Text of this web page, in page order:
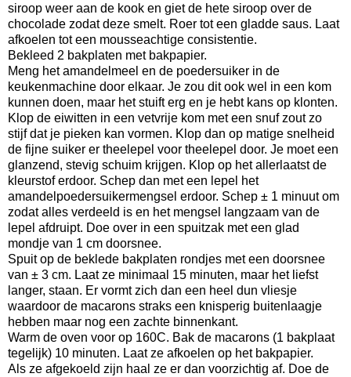
siroop weer aan de kook en giet de hete siroop over de
chocolade zodat deze smelt. Roer tot een gladde saus. Laat
afkoelen tot een mousseachtige consistentie.
Bekleed 2 bakplaten met bakpapier.
Meng het amandelmeel en de poedersuiker in de
keukenmachine door elkaar. Je zou dit ook wel in een kom
kunnen doen, maar het stuift erg en je hebt kans op klonten.
Klop de eiwitten in een vetvrije kom met een snuf zout zo
stijf dat je pieken kan vormen. Klop dan op matige snelheid
de fijne suiker er theelepel voor theelepel door. Je moet een
glanzend, stevig schuim krijgen. Klop op het allerlaatst de
kleurstof erdoor. Schep dan met een lepel het
amandelpoedersuikermengsel erdoor. Schep ± 1 minuut om
zodat alles verdeeld is en het mengsel langzaam van de
lepel afdruipt. Doe over in een spuitzak met een glad
mondje van 1 cm doorsnee.
Spuit op de beklede bakplaten rondjes met een doorsnee
van ± 3 cm. Laat ze minimaal 15 minuten, maar het liefst
langer, staan. Er vormt zich dan een heel dun vliesje
waardoor de macarons straks een knisperig buitenlaagje
hebben maar nog een zachte binnenkant.
Warm de oven voor op 160C. Bak de macarons (1 bakplaat
tegelijk) 10 minuten. Laat ze afkoelen op het bakpapier.
Als ze afgekoeld zijn haal ze er dan voorzichtig af. Doe de